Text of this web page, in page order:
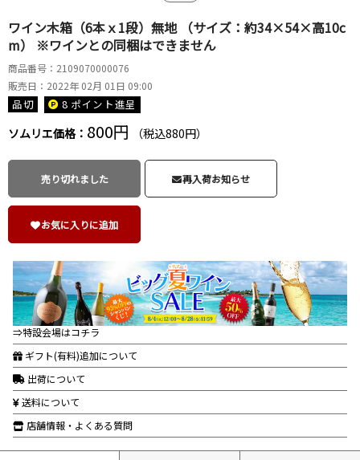
ワイン木箱（6本ｘ1段）無地 （サイズ：約34×54×高10c
m） ※ワインとの同梱はできません
商品番号：2109070000076
販売日：2022年 02月 01日 09:00
品切 8 ポイント進呈
ソムリエ価格： 800円 （税込880円）
売り切れました 再入荷お知らせ
お気に入りに追加
⇒特設会場はコチラ
ギフト(有料)追加について
出荷について
送料について
店舗情報・よくある質問